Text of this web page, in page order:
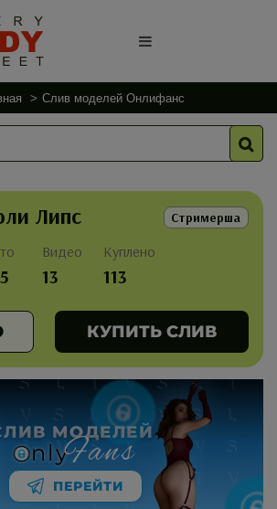
Слив моделей Онлифанс
Липс Стримерша
Видео
13
Куплено
113
КУПИТЬ СЛИВ
МОДЕЛЕЙ
nlyFans
ПЕРЕЙТИ